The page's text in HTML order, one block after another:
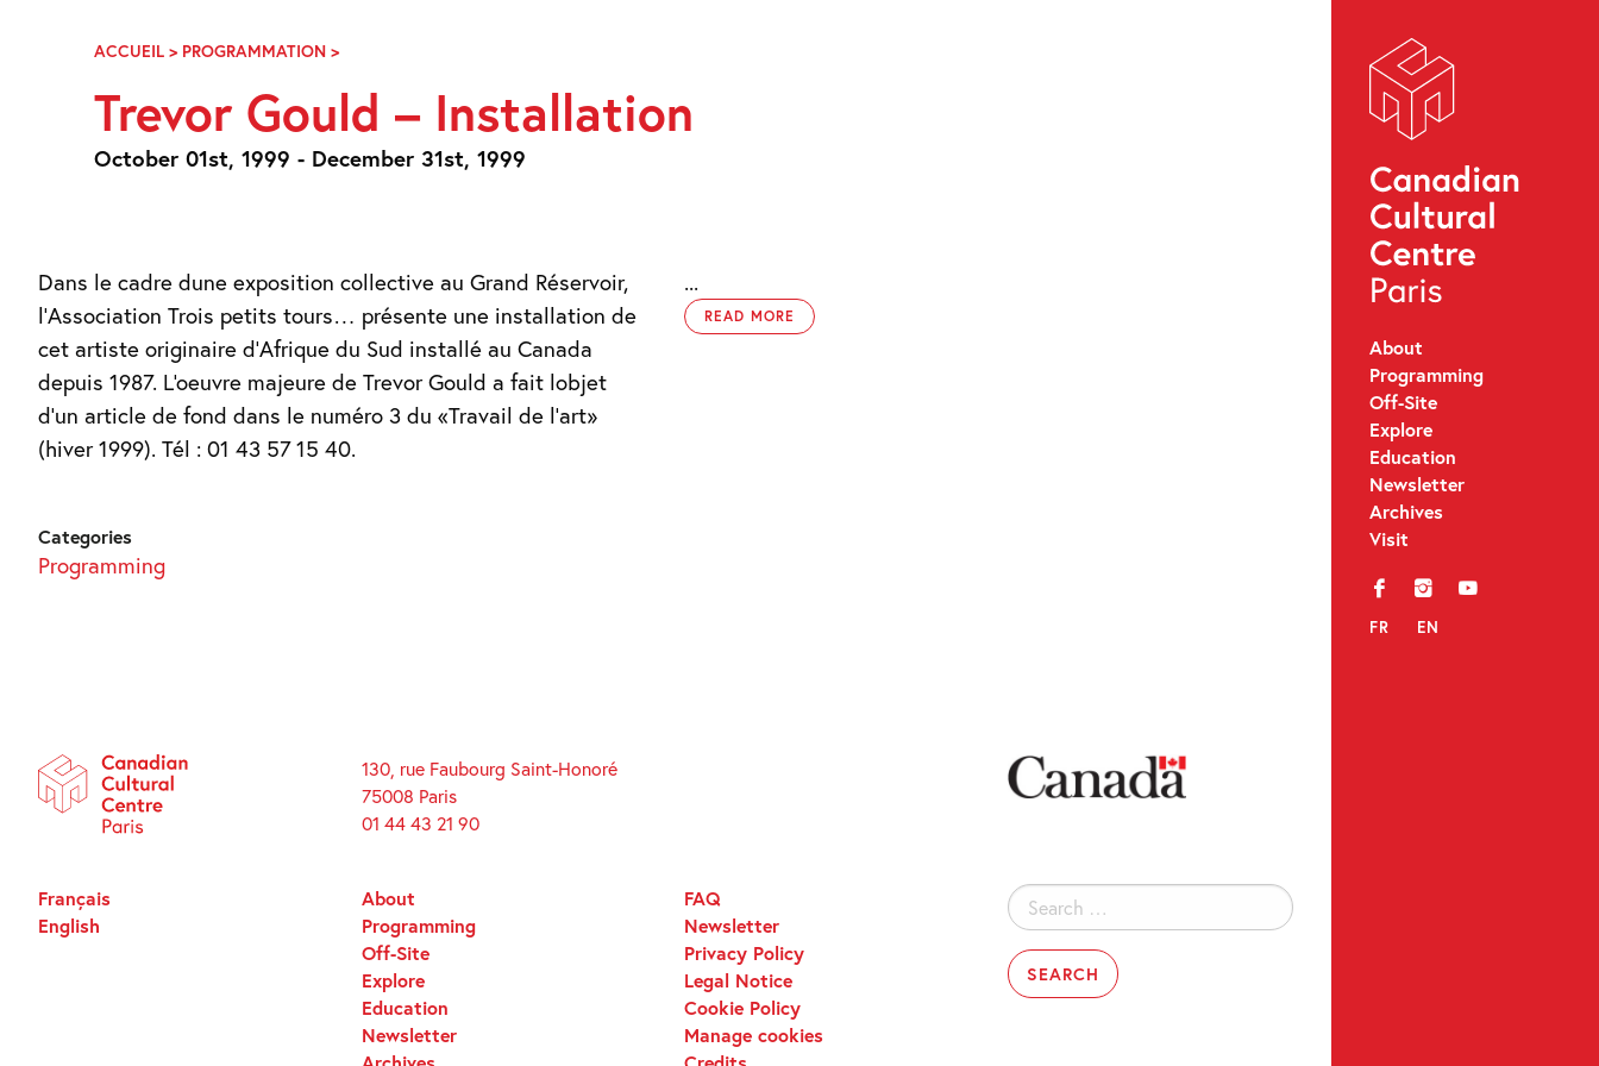
Navigation
About
Programming
Off-Site
Explore
Education
Newsletter
Archives
Visit
f i y
FR EN
ACCUEIL > PROGRAMMATION >TREVOR
–
INSTALLATION
Trevor Gould – Installation
October 01st, 1999 - December 31st, 1999
Dans le cadre dune exposition collective au Grand Réservoir,
l'Association Trois petits tours… présente une installation de
cet artiste originaire d'Afrique du Sud installé au Canada
depuis 1987. L'oeuvre majeure de Trevor Gould a fait lobjet
d'un article de fond dans le numéro 3 du «Travail de l'art»
(hiver 1999). Tél : 01 43 57 15 40.
...
READ MORE
Categories
Programming
130, rue Faubourg Saint-Honoré
75008 Paris
01 44 43 21 90
Search
for:
About
Programming
Off-Site
Explore
Education
Newsletter
FAQ
Newsletter
Privacy Policy
Legal Notice
Cookie Policy
Manage cookies
Français
English